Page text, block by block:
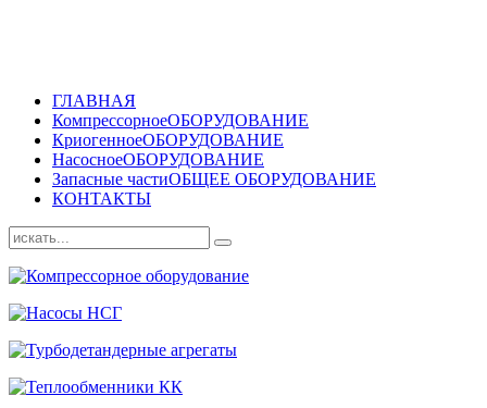
ГЛАВНАЯ
КомпрессорноеОБОРУДОВАНИЕ
КриогенноеОБОРУДОВАНИЕ
НасосноеОБОРУДОВАНИЕ
Запасные частиОБЩЕЕ ОБОРУДОВАНИЕ
КОНТАКТЫ